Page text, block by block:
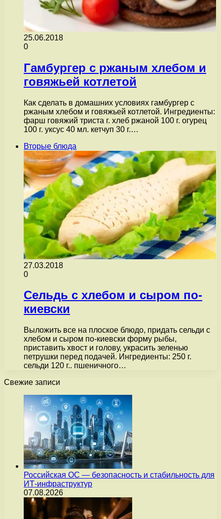
25.06.2018
0
Гамбургер с ржаным хлебом и
говяжьей котлетой
Как сделать в домашних условиях гамбургер с
ржаным хлебом и говяжьей котлетой. Ингредиенты:
фарш говяжий триста г. хлеб ржаной 100 г. огурец
100 г. уксус 40 мл. кетчуп 30 г.…
Вторые блюда
27.03.2018
0
Сельдь с хлебом и сыром по-
киевски
Выложить все на плоское блюдо, придать сельди с
хлебом и сыром по-киевски форму рыбы,
приставить хвост и голову, украсить зеленью
петрушки перед подачей. Ингредиенты: 250 г.
сельди 120 г.. пшеничного…
Свежие записи
Российская ОС — безопасность и стабильность для
ИТ-инфраструктур
07.08.2026